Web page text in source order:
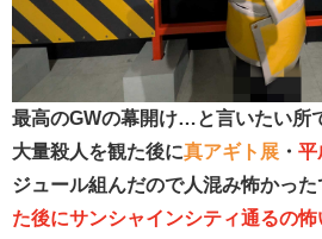
最高のGWの幕開け…と言いたい所
大量殺人を観た後に真アギト展 ・ 平
ジュール組んだので人混み怖かっ
た後にサンシャインシティ通るの